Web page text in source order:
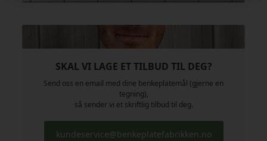
SKAL VI LAGE ET TILBUD TIL DEG?
Send oss en email med dine benkeplatemål (gjerne en
tegning),
så sender vi et skriftlig tilbud til deg.
kundeservice@benkeplatefabrikken.no